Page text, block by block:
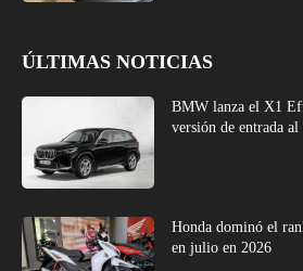
ÚLTIMAS NOTICIAS
BMW lanza el X1
versión de entrada
Honda dominó el
en julio en 2026